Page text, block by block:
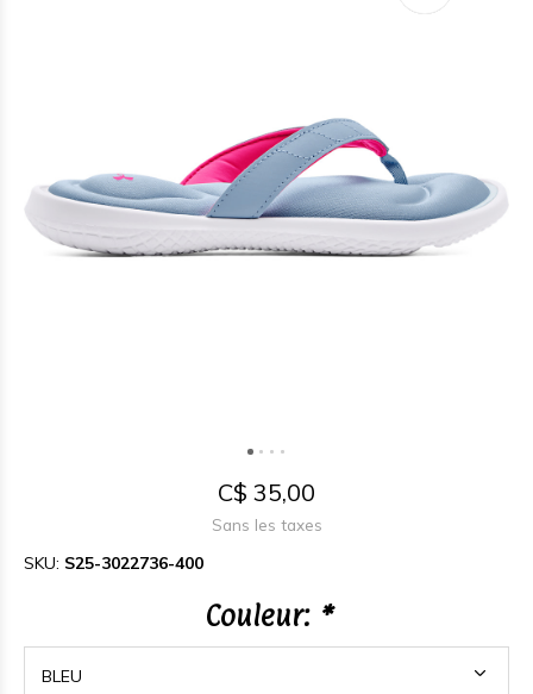
C$ 35,00
Sans les taxes
SKU: S25-3022736-400
Couleur: *